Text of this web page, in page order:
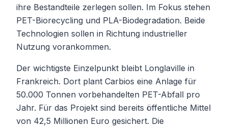
ihre Bestandteile zerlegen sollen. Im Fokus stehen
PET-Biorecycling und PLA-Biodegradation. Beide
Technologien sollen in Richtung industrieller
Nutzung vorankommen.
Der wichtigste Einzelpunkt bleibt Longlaville in
Frankreich. Dort plant Carbios eine Anlage für
50.000 Tonnen vorbehandelten PET-Abfall pro
Jahr. Für das Projekt sind bereits öffentliche Mittel
von 42,5 Millionen Euro gesichert. Die